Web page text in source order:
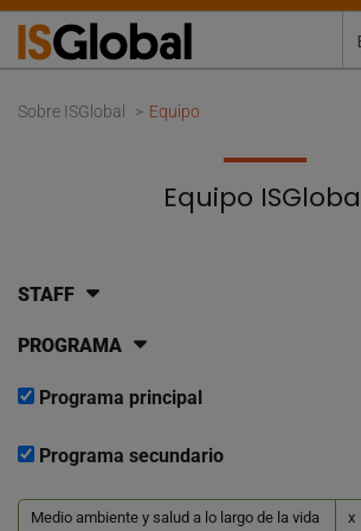
Sobre ISGlobal Equipo
Equipo
STAFF
PROGRAMA
Programa principal
Programa secundario
Medio ambiente y salud a lo largo de la vida x